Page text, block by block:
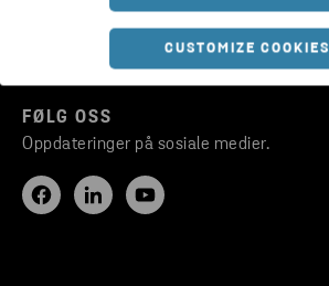
CUSTOMIZE COOKIES
FØLG OSS
Oppdateringer på sosiale medier.